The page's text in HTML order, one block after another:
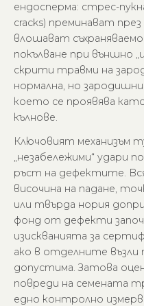
ендосперма: стрес-
cracks) преминават
влошават
покълване при външно
скрити травми на
нормална, но
което се проявява
кълнове.
Ключовият механизъм
„незабележими“ удари
ръст на дефектите.
височина на падане,
или твърда нория
фонд от дефекти
изискванията за
ако в отделните
допустима. Затова
повреди на семената
едно контролно